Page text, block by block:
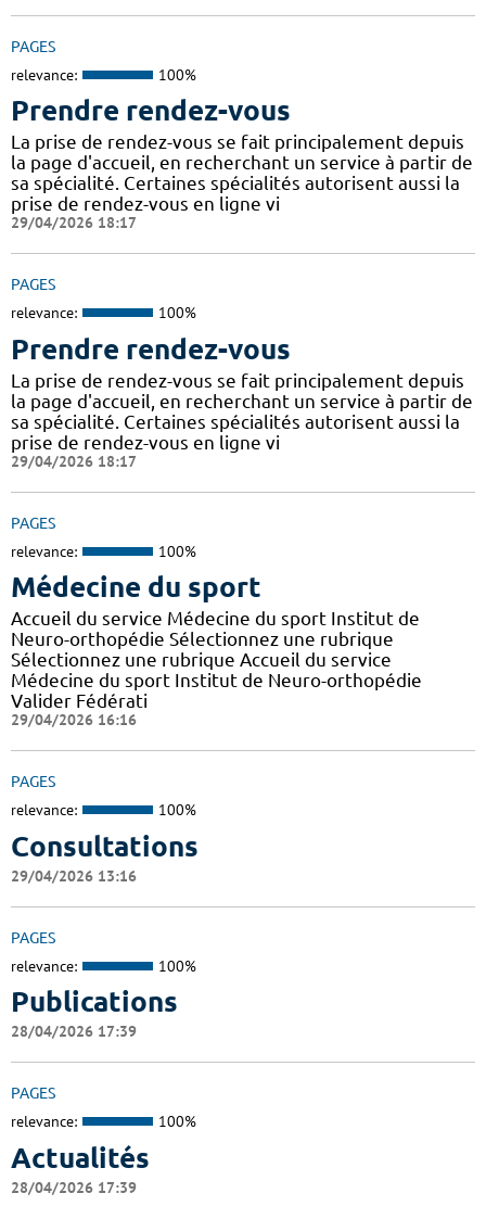
PAGES
relevance: 100%
Prendre rendez-vous
La prise de rendez-vous se fait principalement depuis
la page d'accueil, en recherchant un service à partir de
sa spécialité. Certaines spécialités autorisent aussi la
prise de rendez-vous en ligne vi
29/04/2026 18:17
PAGES
relevance: 100%
Prendre rendez-vous
La prise de rendez-vous se fait principalement depuis
la page d'accueil, en recherchant un service à partir de
sa spécialité. Certaines spécialités autorisent aussi la
prise de rendez-vous en ligne vi
29/04/2026 18:17
PAGES
relevance: 100%
Médecine du sport
Accueil du service Médecine du sport Institut de
Neuro-orthopédie Sélectionnez une rubrique
Sélectionnez une rubrique Accueil du service
Médecine du sport Institut de Neuro-orthopédie
Valider Fédérati
29/04/2026 16:16
PAGES
relevance: 100%
Consultations
29/04/2026 13:16
PAGES
relevance: 100%
Publications
28/04/2026 17:39
PAGES
relevance: 100%
Actualités
28/04/2026 17:39